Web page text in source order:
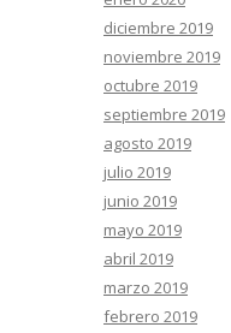
diciembre 2019
noviembre 2019
octubre 2019
septiembre 2019
agosto 2019
julio 2019
junio 2019
mayo 2019
abril 2019
marzo 2019
febrero 2019